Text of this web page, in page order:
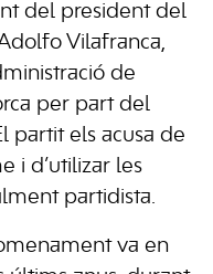
del president del
Vilafranca,
de
per part del
partit els acusa de
i d’utilizar les
partidista.
va en